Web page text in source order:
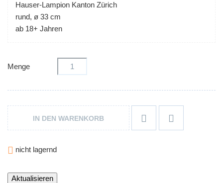
Hauser-Lampion Kanton Zürich
rund, ø 33 cm
ab 18+ Jahren
Menge
IN DEN WARENKORB  
 nicht lagernd